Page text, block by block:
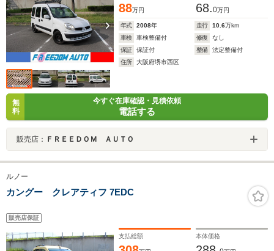
88万円 68.0万円
年式 2008年 走行 10.6万km
車検
車検整備付 修復
なし
保証
保証付 整備
法定整備付
住所
大阪府堺市西区
無
料
今すぐ在庫確認・見積依頼
電話する
販売店： ＦＲＥＥＤＯＭ ＡＵＴＯ
ルノー
カングー クレアティフ 7EDC
販売店保証
支払総額 本体価格